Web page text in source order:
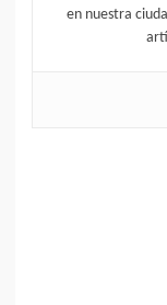
en nuestra